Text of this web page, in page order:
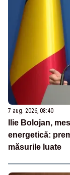
7 aug. 2026, 08:40
Ilie Bolojan,
energetică:
măsurile luate